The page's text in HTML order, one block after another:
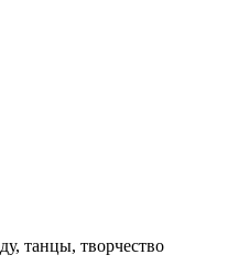
танцы, творчество